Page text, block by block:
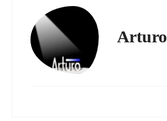
Arturo